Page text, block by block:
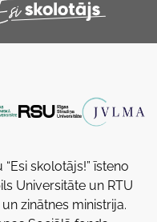
skolotājs!” īsteno
Universitāte un RTU
zinātnes ministrija.